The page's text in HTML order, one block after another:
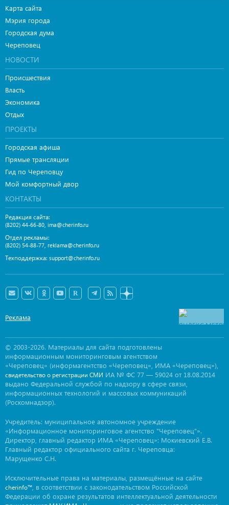
Карта сайта
Мэрия города
Городская дума
Череповец
НОВОСТИ
Происшествия
Власть
Экономика
Отдых
ПРОЕКТЫ
Городская афиша
Прямые трансляции
Гид по Череповцу
Мой комфортный двор
КОНТАКТЫ
Редакция сайта:
(8202) 44-66-80, ima@cherinfo.ru
Отдел рекламы:
(8202) 54-88-77, reklama@cherinfo.ru
Техподдержка: support@cherinfo.ru
Реклама
© 2003-2026. Материалы для сайта подготовлены
информационным мониторинговым агентством
«Череповец» (информагентство «Череповец», ИМА «Череповец»),
свидетельство о регистрации СМИ ИА № ФС 77 — 59024 от 18.08.2014
выдано Федеральной службой по надзору в сфере связи,
информационных технологий и массовых коммуникаций
(Роскомнадзор).
Учредитель: муниципальное автономное учреждение
«Информационное мониторинговое агентство "Череповец"».
Директор, главный редактор ИМА «Череповец»: Мокиевский Е.В.
Главный редактор официального сайта г. Череповца:
Марущенко С.Н.
Исключительные права на материалы, размещённые на сайте
cherinfo™ , в соответствии с законодательством Российской
Федерации об охране результатов интеллектуальной деятельности